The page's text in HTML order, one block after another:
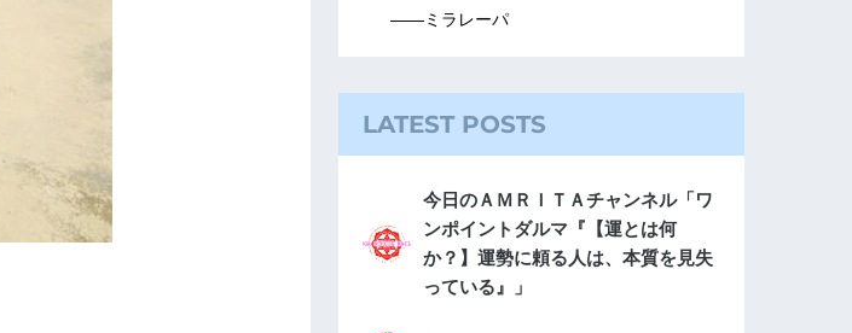
――ミラレーパ
LATEST POSTS
今日のＡＭＲＩＴＡチャンネル「ワ
ンポイントダルマ『【運とは何
か？】運勢に頼る人は、本質を見失
っている』」